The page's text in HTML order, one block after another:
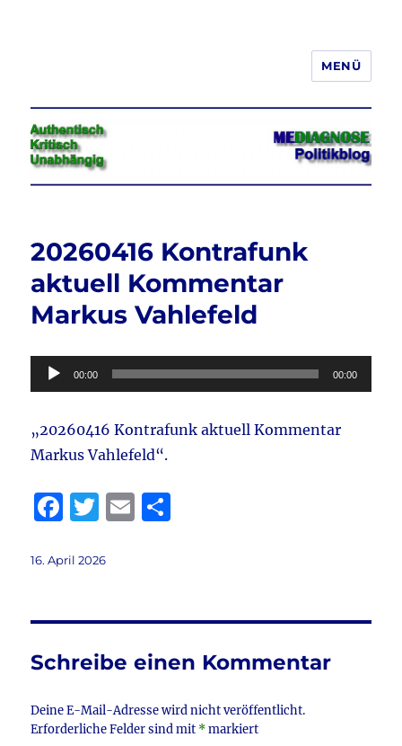
Jeder hat das Recht, seine
Meinung in Wort, Schrift und Bild
frei zu äußern und zu verbreiten
MENÜ
20260416 Kontrafunk
aktuell Kommentar
Markus Vahlefeld
Audio-
Player
00:00 00:00
„20260416 Kontrafunk aktuell Kommentar
Markus Vahlefeld“.
F
c
b
o
o
k
T
it
r
E
Veröffentlicht
16. April 2026
Schreibe einen Kommentar
Deine E-Mail-Adresse wird nicht veröffentlicht.
Erforderliche Felder sind mit *markiert